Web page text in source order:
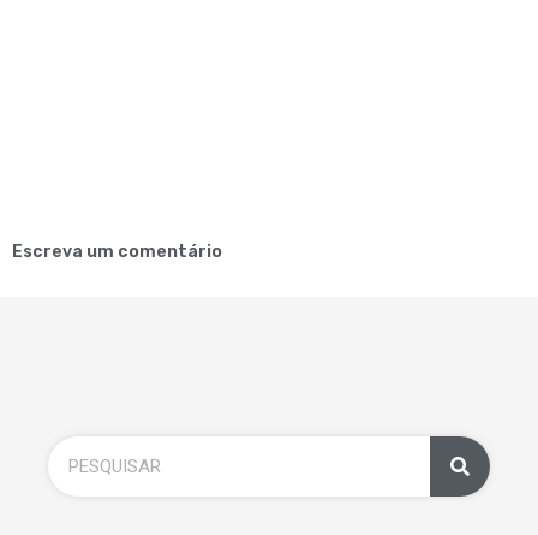
Escreva um comentário